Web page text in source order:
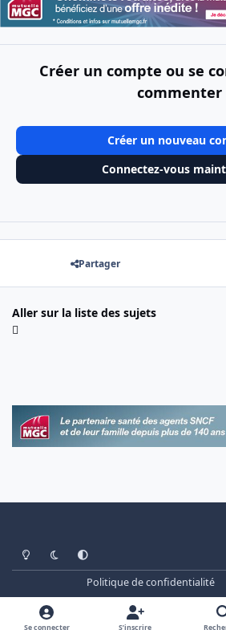
Créer un compte ou se
commenter
Créer un nouveau
Connectez-vous
Partager
Aller sur la liste des sujets
Light ModeDark ModeSystem Preference
Politique de confidentialité
www.cheminots.net - Forum
Powered by
Invision
Se connecter S’inscrire